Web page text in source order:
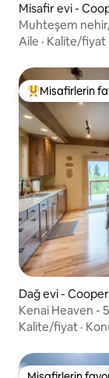
Misafir evi -
Muhteşem
Aile · Kalite/fiyat
Misafirlerin
Misafirlerin
Dağ evi -
Kenai Heaven -
manzaralar
Kalite/fiyat ·